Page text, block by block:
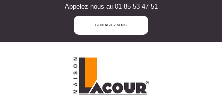
Appelez-nous au 01 85 53 47 51
CONTACTEZ NOUS